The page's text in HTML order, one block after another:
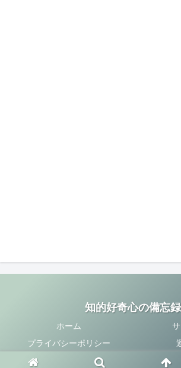
知的好奇心の備忘録
ホーム
プライバシーポリシー
Copyright © 2020-2026 知的好奇心の備忘録